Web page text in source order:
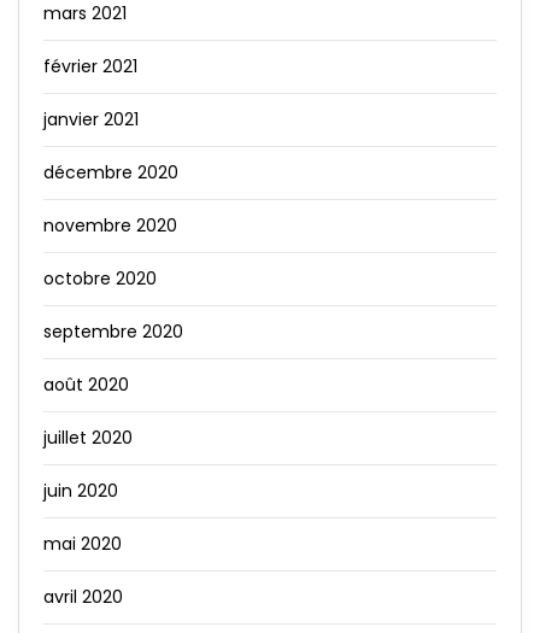
mars 2021
février 2021
janvier 2021
décembre 2020
novembre 2020
octobre 2020
septembre 2020
août 2020
juillet 2020
juin 2020
mai 2020
avril 2020